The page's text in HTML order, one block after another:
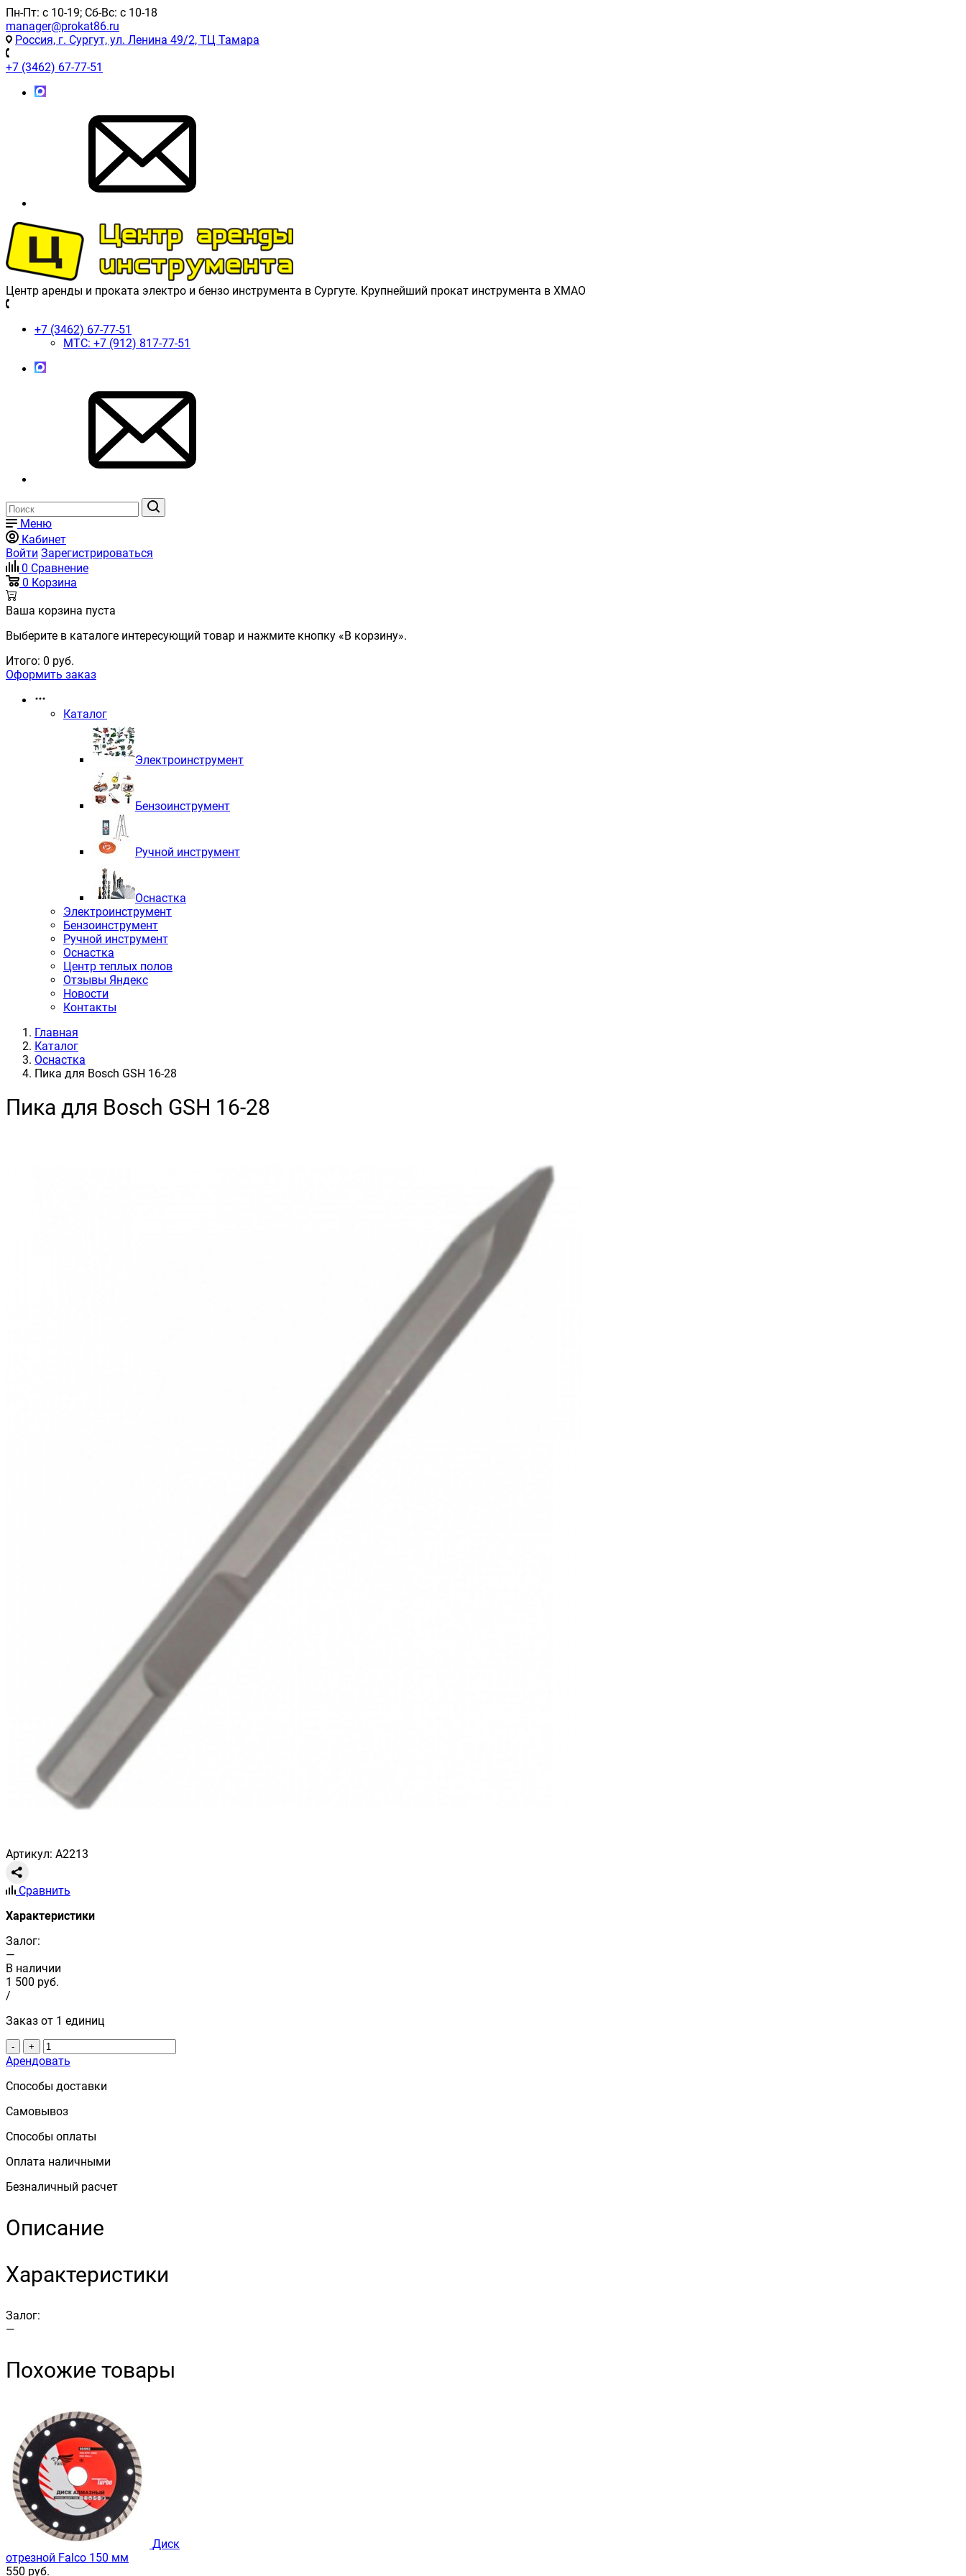
Пн-Пт: с 10-19; Сб-Вс: с 10-18
manager@prokat86.ru
Россия, г. Сургут, ул. Ленина 49/2, ТЦ Тамара
+7 (3462) 67-77-51
Центр аренды и проката электро и бензо инструмента в Сургуте. Крупнейший прокат инструмента в ХМАО
+7 (3462) 67-77-51
MTC: +7 (912) 817-77-51
Меню
Кабинет
Войти Зарегистрироваться
0 Сравнение
0 Корзина
Ваша корзина пуста
Выберите в каталоге интересующий товар и нажмите кнопку «В корзину».
Итого: 0 руб.
Оформить заказ
Каталог
Электроинструмент
Бензоинструмент
Ручной инструмент
Оснастка
Электроинструмент
Бензоинструмент
Ручной инструмент
Оснастка
Центр теплых полов
Отзывы Яндекс
Новости
Контакты
Главная
Каталог
Оснастка
Пика для Bosch GSH 16-28
Пика для Bosch GSH 16-28
Артикул: A2213
Сравнить
Характеристики
Залог:
—
В наличии
1 500 руб.
/
Заказ от 1 единиц
- +
Арендовать
Способы доставки
Самовывоз
Способы оплаты
Оплата наличными
Безналичный расчет
Описание
Характеристики
Залог:
—
Похожие товары
Диск
отрезной Falco 150 мм
550 руб.